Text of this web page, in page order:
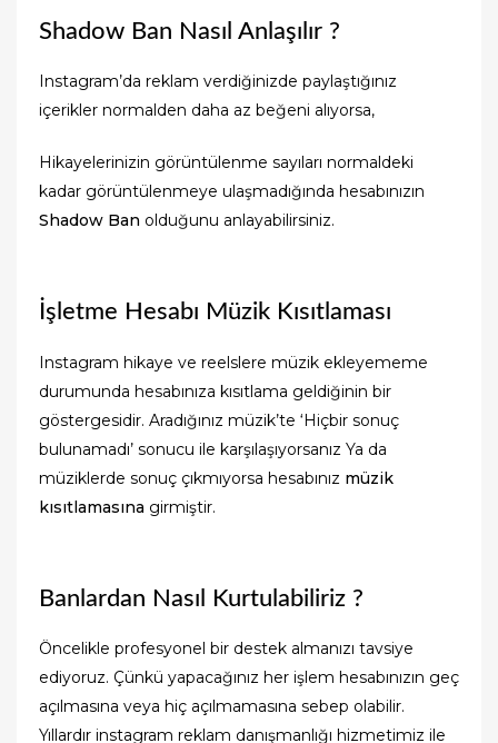
Shadow Ban Nasıl Anlaşılır ?
Instagram’da reklam verdiğinizde paylaştığınız
içerikler normalden daha az beğeni alıyorsa,
Hikayelerinizin görüntülenme sayıları normaldeki
kadar görüntülenmeye ulaşmadığında hesabınızın
Shadow Ban olduğunu anlayabilirsiniz.
İşletme Hesabı Müzik Kısıtlaması
Instagram hikaye ve reelslere müzik ekleyememe
durumunda hesabınıza kısıtlama geldiğinin bir
göstergesidir. Aradığınız müzik’te ‘Hiçbir sonuç
bulunamadı’ sonucu ile karşılaşıyorsanız Ya da
müziklerde sonuç çıkmıyorsa hesabınız müzik
kısıtlamasına girmiştir.
Banlardan Nasıl Kurtulabiliriz ?
Öncelikle profesyonel bir destek almanızı tavsiye
ediyoruz. Çünkü yapacağınız her işlem hesabınızın geç
açılmasına veya hiç açılmamasına sebep olabilir.
Yıllardır instagram reklam danışmanlığı hizmetimiz ile